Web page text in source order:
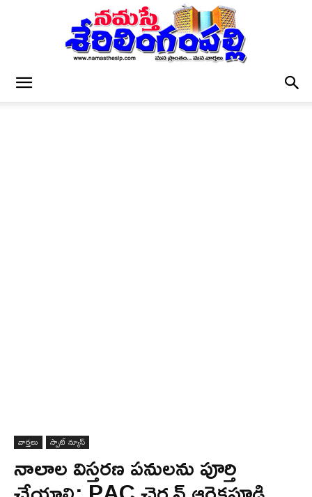
వార్త‌లు స్పాట్ న్యూస్
నాలాల విస్త‌ర‌ణ ప‌నుల‌ను పూర్తి